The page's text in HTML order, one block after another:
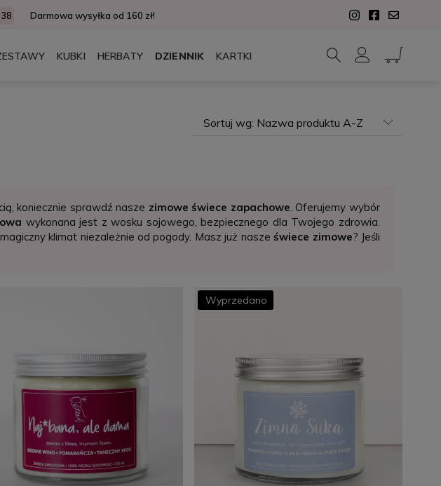
37 Darmowa wysyłka od 160 zł!
KUBKI HERBATY DZIENNIK KARTKI
Sortuj wg: Nazwa produktu A-Z
koniecznie sprawdź nasze zimowe świece zapachowe. Oferujemy wybór
wykonana jest z wosku sojowego, bezpiecznego dla Twojego zdrowia.
klimat niezależnie od pogody. Masz już naszeświece zimowe? Jeśli